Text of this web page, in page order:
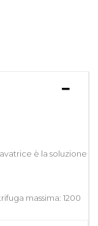
è la soluzione
massima: 1200